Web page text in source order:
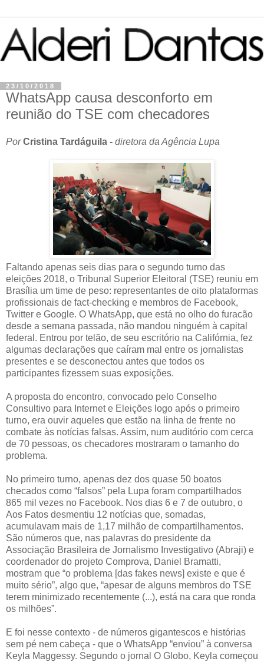
23/10/2018
WhatsApp causa desconforto em
reunião do TSE com checadores
Por Cristina Tardáguila - diretora da Agência Lupa
Faltando apenas seis dias para o segundo turno das
eleições 2018, o Tribunal Superior Eleitoral (TSE) reuniu em
Brasília um time de peso: representantes de oito plataformas
profissionais de fact-checking e membros de Facebook,
Twitter e Google. O WhatsApp, que está no olho do furacão
desde a semana passada, não mandou ninguém à capital
federal. Entrou por telão, de seu escritório na Califórnia, fez
algumas declarações que caíram mal entre os jornalistas
presentes e se desconectou antes que todos os
participantes fizessem suas exposições.
A proposta do encontro, convocado pelo Conselho
Consultivo para Internet e Eleições logo após o primeiro
turno, era ouvir aqueles que estão na linha de frente no
combate às notícias falsas. Assim, num auditório com cerca
de 70 pessoas, os checadores mostraram o tamanho do
problema.
No primeiro turno, apenas dez dos quase 50 boatos
checados como “falsos” pela Lupa foram compartilhados
865 mil vezes no Facebook. Nos dias 6 e 7 de outubro, o
Aos Fatos desmentiu 12 notícias que, somadas,
acumulavam mais de 1,17 milhão de compartilhamentos.
São números que, nas palavras do presidente da
Associação Brasileira de Jornalismo Investigativo (Abraji) e
coordenador do projeto Comprova, Daniel Bramatti,
mostram que “o problema [das fakes news] existe e que é
muito sério”, algo que, “apesar de alguns membros do TSE
terem minimizado recentemente (...), está na cara que ronda
os milhões”.
E foi nesse contexto - de números gigantescos e histórias
sem pé nem cabeça - que o WhatsApp “enviou” à conversa
Keyla Maggessy. Segundo o jornal O Globo, Keyla começou